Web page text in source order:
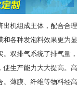
出机组成主体，配合合
和各种发泡料效果更为
双排气系统了排气量
使生产能力大大提高。
。薄膜、纤维等物料经